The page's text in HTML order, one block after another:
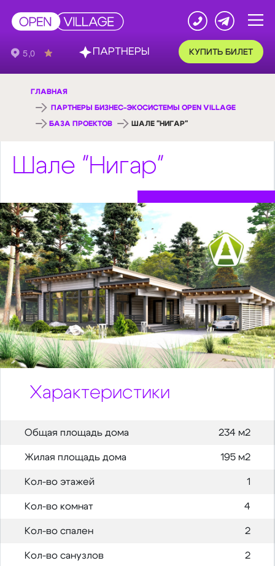
КУПИТЬ БИЛЕТ
ГЛАВНАЯ
ПАРТНЕРЫ БИЗНЕС-ЭКОСИСТЕМЫ OPEN VILLAGE
БАЗА ПРОЕКТОВ ШАЛЕ "НИГАР"
Шале "Нигар"
Характеристики
Общая площадь дома 234 м2
Жилая площадь дома 195 м2
Кол-во этажей 1
Кол-во комнат 4
Кол-во спален 2
Кол-во санузлов 2